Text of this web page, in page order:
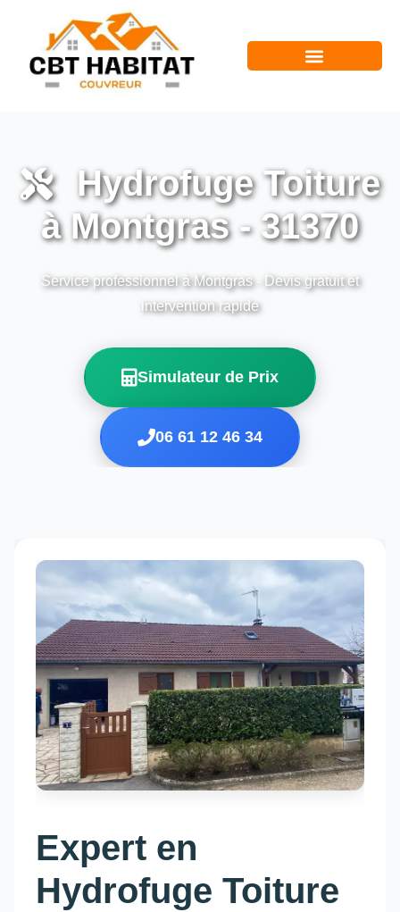
Hydrofuge Toiture
à Montgras - 31370
Service professionnel à Montgras - Devis gratuit et
intervention rapide
Simulateur de Prix
06 61 12 46 34
Expert en
Hydrofuge Toiture